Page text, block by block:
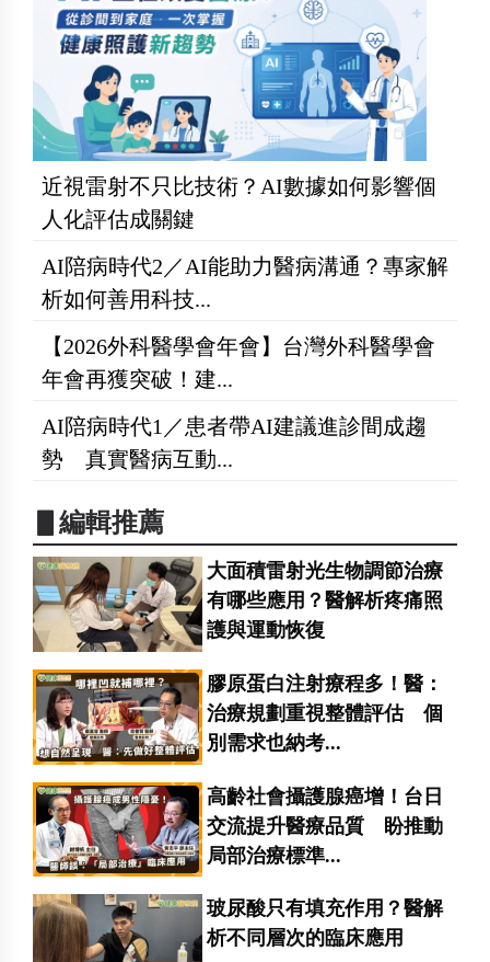
近視雷射不只比技術？AI數據如何影響個
人化評估成關鍵
AI陪病時代2／AI能助力醫病溝通？專家解
析如何善用科技...
【2026外科醫學會年會】台灣外科醫學會
年會再獲突破！建...
AI陪病時代1／患者帶AI建議進診間成趨
勢 真實醫病互動...
▋編輯推薦
大面積雷射光生物調節治療
有哪些應用？醫解析疼痛照
護與運動恢復
膠原蛋白注射療程多！醫：
治療規劃重視整體評估 個
別需求也納考...
高齡社會攝護腺癌增！台日
交流提升醫療品質 盼推動
局部治療標準...
玻尿酸只有填充作用？醫解
析不同層次的臨床應用